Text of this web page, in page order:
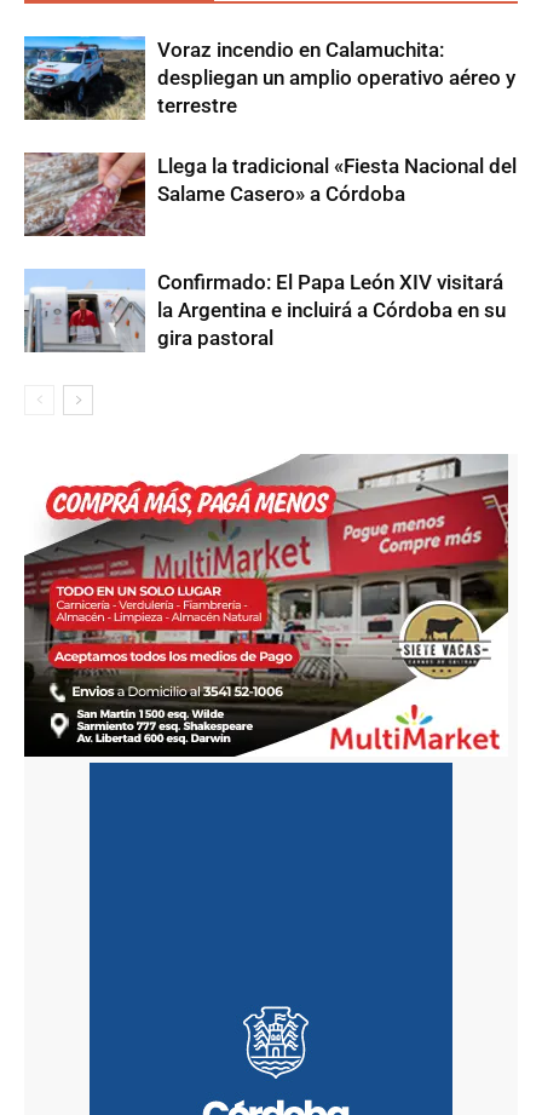
Voraz incendio en Calamuchita:
despliegan un amplio operativo aéreo y
terrestre
Llega la tradicional «Fiesta Nacional del
Salame Casero» a Córdoba
Confirmado: El Papa León XIV visitará
la Argentina e incluirá a Córdoba en su
gira pastoral